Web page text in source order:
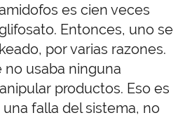
es cien veces
Entonces, uno se
por varias razones.
no usaba ninguna
productos. Eso es
falla del sistema, no